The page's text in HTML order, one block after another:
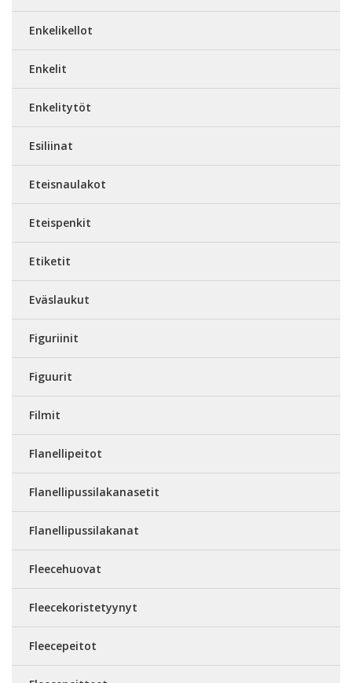
Enkelikellot
Enkelit
Enkelitytöt
Esiliinat
Eteisnaulakot
Eteispenkit
Etiketit
Eväslaukut
Figuriinit
Figuurit
Filmit
Flanellipeitot
Flanellipussilakanasetit
Flanellipussilakanat
Fleecehuovat
Fleecekoristetyynyt
Fleecepeitot